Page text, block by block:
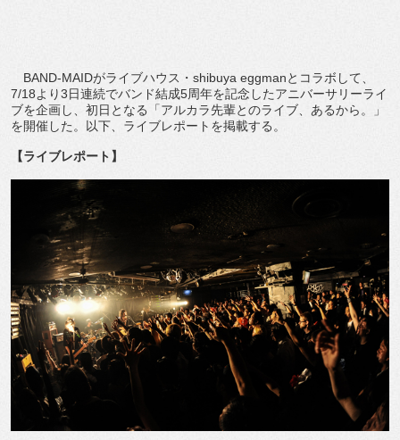
BAND-MAIDがライブハウス・shibuya eggmanとコラボして、
7/18より3日連続でバンド結成5周年を記念したアニバーサリーライ
ブを企画し、初日となる「アルカラ先輩とのライブ、あるから。」
を開催した。以下、ライブレポートを掲載する。
【ライブレポート】